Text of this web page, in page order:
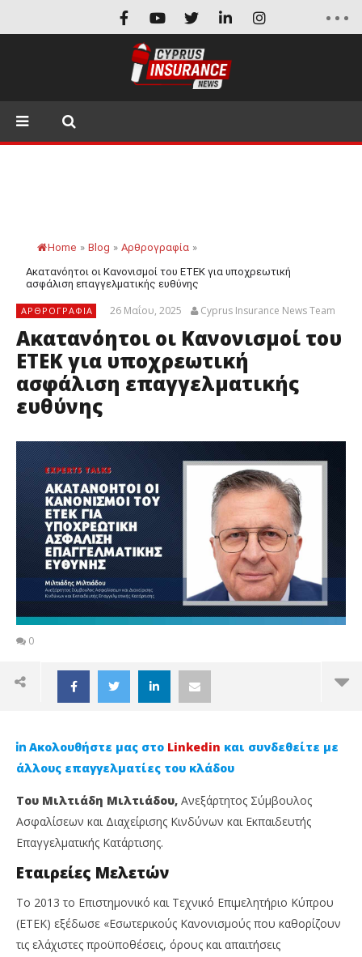
Home » Blog » Αρθρογραφία »
Ακατανόητοι οι Κανονισμοί του ΕΤΕΚ για υποχρεωτική
ασφάλιση επαγγελματικής ευθύνης
ΑΡΘΡΟΓΡΑΦΊΑ 26 Μαΐου, 2025 Cyprus Insurance News Team
Ακατανόητοι οι Κανονισμοί του
ΕΤΕΚ για υποχρεωτική
ασφάλιση επαγγελματικής
ευθύνης
0
NOW VIEWING
Ακολουθήστε μας στο Linkedin και συνδεθείτε με
άλλους επαγγελματίες του κλάδου
Του Μιλτιάδη Μιλτιάδου, Ανεξάρτητος Σύμβουλος
Ασφαλίσεων και Διαχείρισης Κινδύνων και Εκπαιδευτής
Επαγγελματικής Κατάρτισης.
Εταιρείες Μελετών
Το 2013 το Επιστημονικό και Τεχνικό Επιμελητήριο Κύπρου
(ΕΤΕΚ) εξέδωσε «Εσωτερικούς Κανονισμούς που καθορίζουν
τις ελάχιστες προϋποθέσεις, όρους και απαιτήσεις